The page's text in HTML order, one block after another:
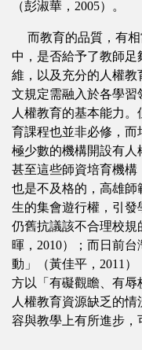
（彭淑華，2005）。
而教育的品質，有相
中，是否給予了教師
維，以及充分的人權教
文規定需融入於各學
人權教育的基本能力
育課程也並非必修，
極少數的機構開設有人
甚至這些師資培育機
也是不及格的，高雄
生的集會遊行權，引發
仍舊抗議該不合理校
暉，2010）；而日前
動」（黃佳平，2011
方以「有礙觀瞻、有
人權教育資源缺乏的
容與教學上有所進步，